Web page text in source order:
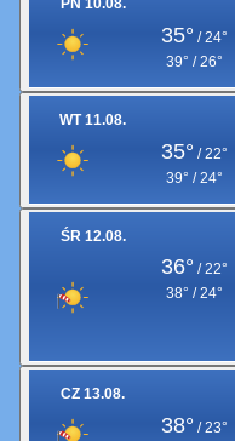
PN 10.08.
35° / 24°
39° / 26°
WT 11.08.
35° / 22°
39° / 24°
ŚR 12.08.
36° / 22°
38° / 24°
CZ 13.08.
38° / 23°